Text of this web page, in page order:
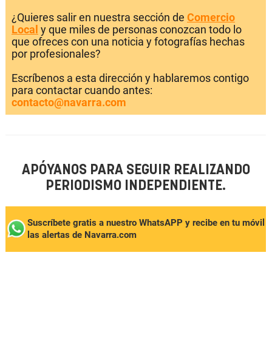
¿Quieres salir en nuestra sección de Comercio
Local y que miles de personas conozcan todo lo
que ofreces con una noticia y fotografías hechas
por profesionales?
Escríbenos a esta dirección y hablaremos contigo
para contactar cuando antes:
contacto@navarra.com
APÓYANOS PARA SEGUIR REALIZANDO
PERIODISMO INDEPENDIENTE.
Suscríbete gratis a nuestro WhatsAPP y recibe en tu móvil
las alertas de Navarra.com